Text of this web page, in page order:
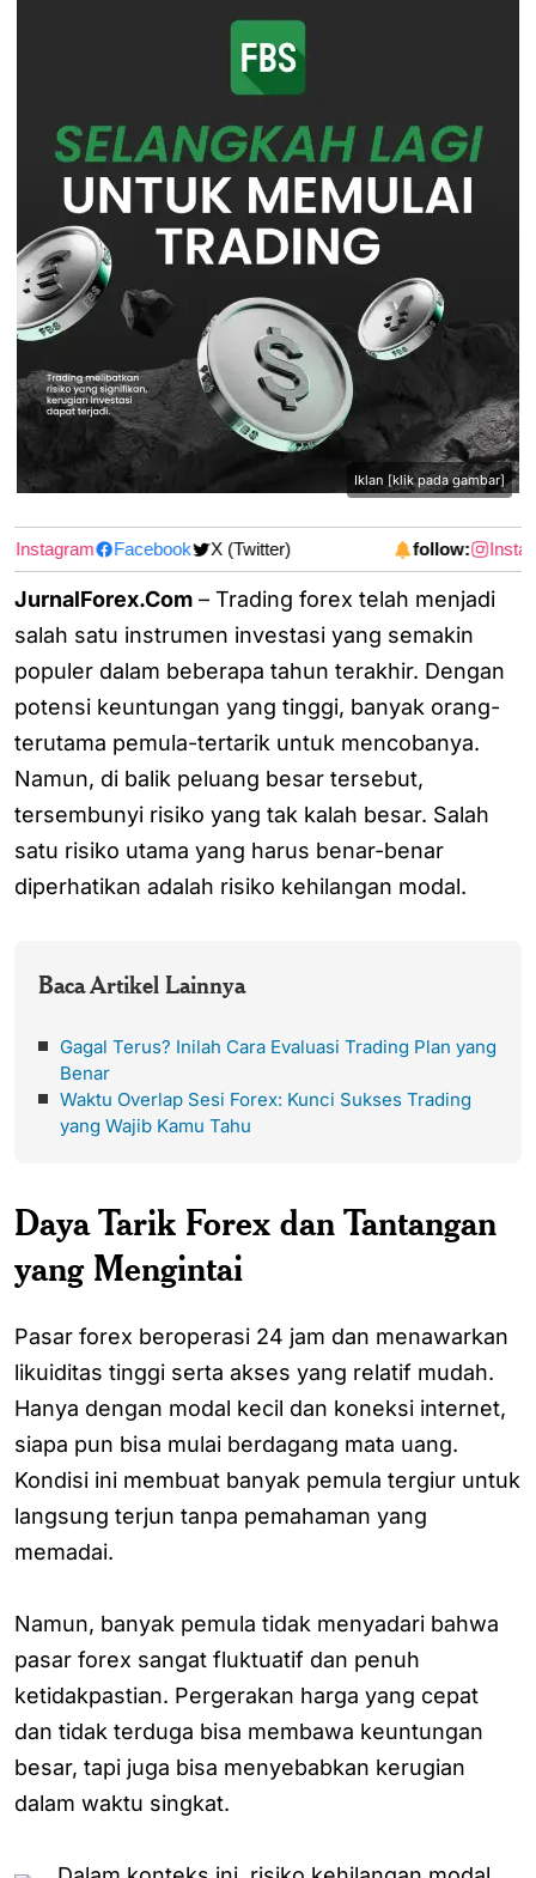
Iklan [klik pada gambar]
Instagram Facebook X (Twitter) follow:
JurnalForex.Com – Trading forex telah menjadi
salah satu instrumen investasi yang semakin
populer dalam beberapa tahun terakhir. Dengan
potensi keuntungan yang tinggi, banyak orang-
terutama pemula-tertarik untuk mencobanya.
Namun, di balik peluang besar tersebut,
tersembunyi risiko yang tak kalah besar. Salah
satu risiko utama yang harus benar-benar
diperhatikan adalah risiko kehilangan modal.
Baca Artikel Lainnya
Gagal Terus? Inilah Cara Evaluasi Trading Plan yang
Benar
Waktu Overlap Sesi Forex: Kunci Sukses Trading
yang Wajib Kamu Tahu
Daya Tarik Forex dan Tantangan
yang Mengintai
Pasar forex beroperasi 24 jam dan menawarkan
likuiditas tinggi serta akses yang relatif mudah.
Hanya dengan modal kecil dan koneksi internet,
siapa pun bisa mulai berdagang mata uang.
Kondisi ini membuat banyak pemula tergiur untuk
langsung terjun tanpa pemahaman yang
memadai.
Namun, banyak pemula tidak menyadari bahwa
pasar forex sangat fluktuatif dan penuh
ketidakpastian. Pergerakan harga yang cepat
dan tidak terduga bisa membawa keuntungan
besar, tapi juga bisa menyebabkan kerugian
dalam waktu singkat.